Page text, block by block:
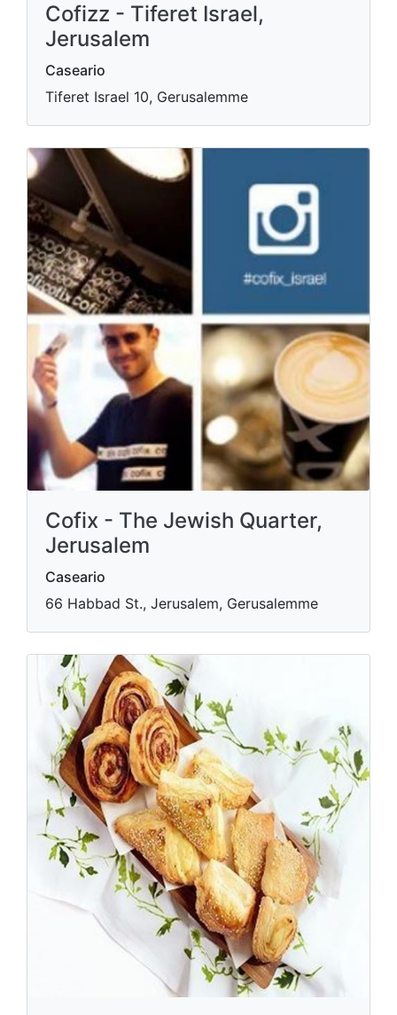
Cofizz - Tiferet Israel,
Jerusalem
Caseario
Tiferet Israel 10, Gerusalemme
Cofix - The Jewish Quarter,
Jerusalem
Caseario
66 Habbad St., Jerusalem, Gerusalemme